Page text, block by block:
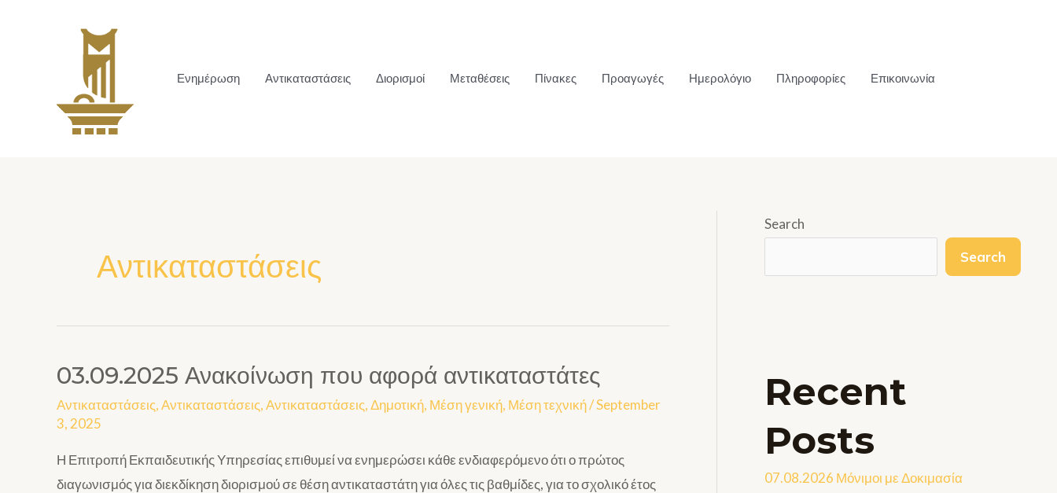
Ενημέρωση Αντικαταστάσεις Διορισμοί Μεταθέσεις Πίνακες Προαγωγές Ημερολόγιο Πληροφορίες Επικοινωνία
Αντικαταστάσεις
03.09.2025 Ανακοίνωση που αφορά αντικαταστάτες
Αντικαταστάσεις,Αντικαταστάσεις,Αντικαταστάσεις,Δημοτική, Μέση γενική, Μέση τεχνική/September
3, 2025
Η Επιτροπή Εκπαιδευτικής Υπηρεσίας επιθυμεί να ενημερώσει κάθε ενδιαφερόμενο ότι ο πρώτος
διαγωνισμός για διεκδίκηση διορισμού σε θέση αντικαταστάτη για όλες τις βαθμίδες, για το σχολικό έτος
Search
Search
Recent
Posts
07.08.2026 Μόνιμοι με Δοκιμασία